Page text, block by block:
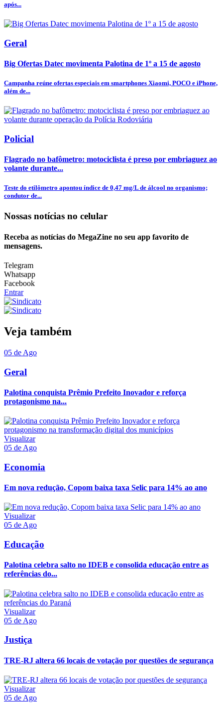
após...
Geral
Big Ofertas Datec movimenta Palotina de 1º a 15 de agosto
Campanha reúne ofertas especiais em smartphones Xiaomi, POCO e iPhone,
além de...
Policial
Flagrado no bafômetro: motociclista é preso por embriaguez ao
volante durante...
Teste do etilômetro apontou índice de 0,47 mg/L de álcool no organismo;
condutor de...
Nossas notícias no celular
Receba as notícias do MegaZine no seu app favorito de
mensagens.
Telegram
Whatsapp
Facebook
Entrar
Veja também
05 de Ago
Geral
Palotina conquista Prêmio Prefeito Inovador e reforça
protagonismo na...
Visualizar
05 de Ago
Economia
Em nova redução, Copom baixa taxa Selic para 14% ao ano
Visualizar
05 de Ago
Educação
Palotina celebra salto no IDEB e consolida educação entre as
referências do...
Visualizar
05 de Ago
Justiça
TRE-RJ altera 66 locais de votação por questões de segurança
Visualizar
05 de Ago